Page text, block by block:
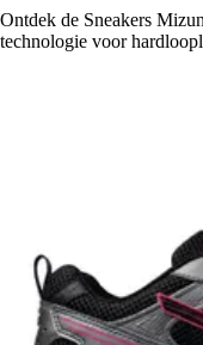
Ontdek de Sneakers
technologie voor